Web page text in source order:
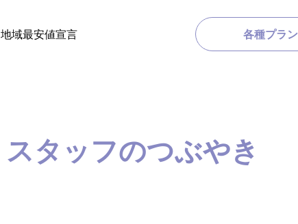
地域最安値宣言 各種プラン
スタッフのつぶやき